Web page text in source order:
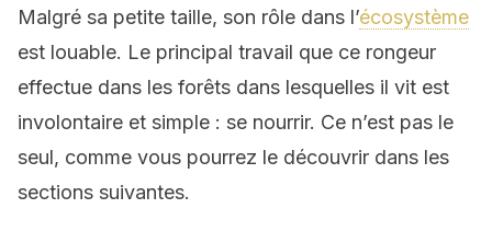
Malgré sa petite taille, son rôle dans l’écosystème
est louable. Le principal travail que ce rongeur
effectue dans les forêts dans lesquelles il vit est
involontaire et simple : se nourrir. Ce n’est pas le
seul, comme vous pourrez le découvrir dans les
sections suivantes.